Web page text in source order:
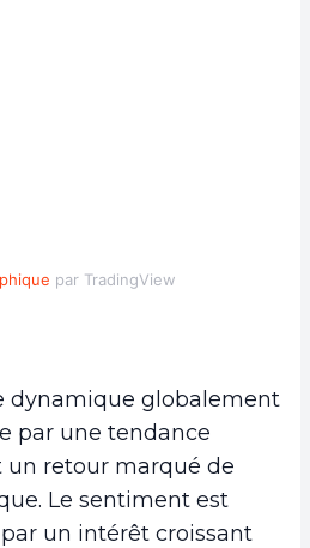
par TradingView
dynamique globalement
par une tendance
retour marqué de
Le sentiment est
un intérêt croissant